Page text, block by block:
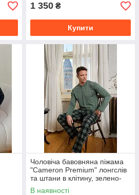
1 350 ₴
Купити
Чоловіча бавовняна піжама
"Cameron Premium" лонгслів
та штани в клітину, зелено-
сірий
В наявності